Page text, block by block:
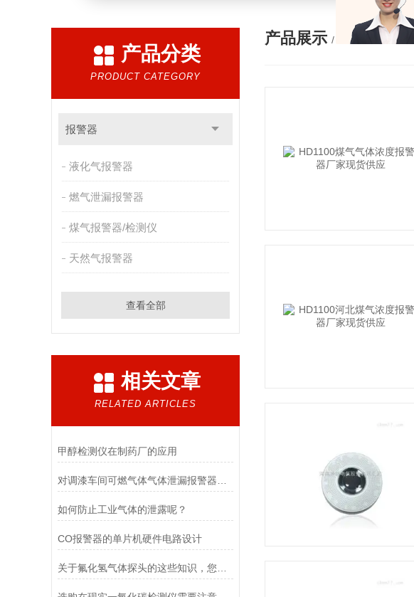
产品分类
PRODUCT CATEGORY
报警器
液化气报警器
燃气泄漏报警器
煤气报警器/检测仪
天然气报警器
查看全部
相关文章
RELATED ARTICLES
甲醇检测仪在制药厂的应用
如何防止工业气体的泄露呢？
CO报警器的单片机硬件电路设计
产品展示 / PRODUCTS